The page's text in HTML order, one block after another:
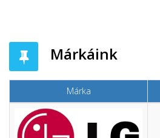
Márkáink
Márka